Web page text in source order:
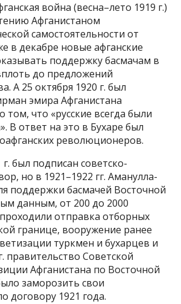
война (весна–лето 1919 г.)
Афганистаном
самостоятельности от
в декабре новые афганские
поддержку басмачам в
до предложений
А 25 октября 1920 г. был
эмира Афганистана
том, что «русские всегда были
В ответ на это в Бухаре был
революционеров.
был подписан советско-
но в 1921–1922 гг. Аманулла-
поддержки басмачей Восточной
данным, от 200 до 2000
отправка отборных
границе, вооружение ранее
туркмен и бухарцев и
правительство Советской
Афганистана по Восточной
заморозить свои
договору 1921 года.